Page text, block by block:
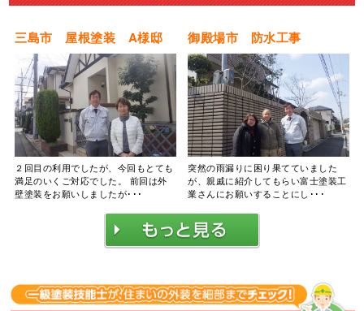
三島市 屋根塗装 A様邸
２回目の利用でしたが、今回もとても
満足のいくご対応でした。 前回は外
壁塗装をお願いしましたが･･･
御殿場市 防水工事
突然の雨漏りに困り果てていました
が、親戚に紹介してもらい富士塗装工
業さんにお願いすることにし･･･